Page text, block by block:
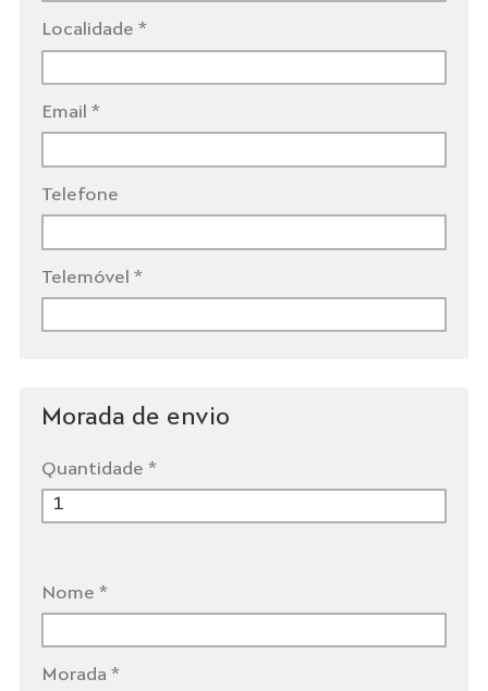
Localidade *
Email *
Telefone
Telemóvel *
Morada de envio
Quantidade *
Nome *
Morada *